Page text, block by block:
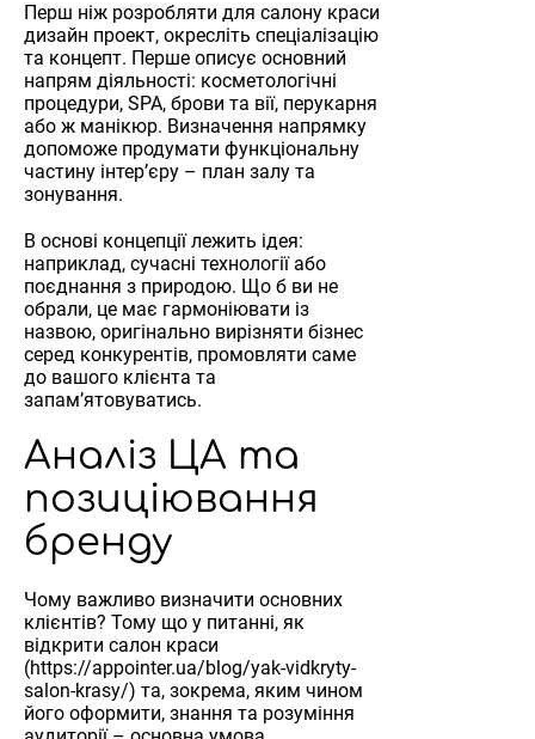
Перш ніж розробляти для салону краси
дизайн проект, окресліть спеціалізацію
та концепт. Перше описує основний
напрям діяльності: косметологічні
процедури, SPA, брови та вії, перукарня
або ж манікюр. Визначення напрямку
допоможе продумати функціональну
частину інтер’єру – план залу та
зонування.
В основі концепції лежить ідея:
наприклад, сучасні технології або
поєднання з природою. Що б ви не
обрали, це має гармоніювати із
назвою, оригінально вирізняти бізнес
серед конкурентів, промовляти саме
до вашого клієнта та
запам’ятовуватись.
Аналіз ЦА та
позиціювання
бренду
Чому важливо визначити основних
клієнтів? Тому що у питанні, як
відкрити салон краси
(https://appointer.ua/blog/yak-vidkryty-
salon-krasy/) та, зокрема, яким чином
його оформити, знання та розуміння